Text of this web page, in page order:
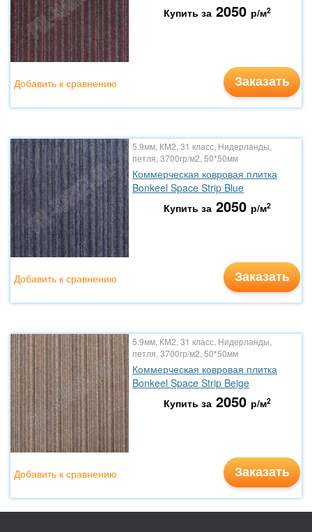
Купить за 2050 р/м2
Заказать
Добавить к сравнению
5.9мм, КМ2, 31 класс, Нидерланды,
петля, 3700гр/м2, 50*50мм
Коммерческая ковровая плитка
Bonkeel Space Strip Blue
Купить за 2050 р/м2
Заказать
Добавить к сравнению
5.9мм, КМ2, 31 класс, Нидерланды,
петля, 3700гр/м2, 50*50мм
Коммерческая ковровая плитка
Bonkeel Space Strip Beige
Купить за 2050 р/м2
Заказать
Добавить к сравнению